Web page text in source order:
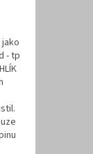
- tp